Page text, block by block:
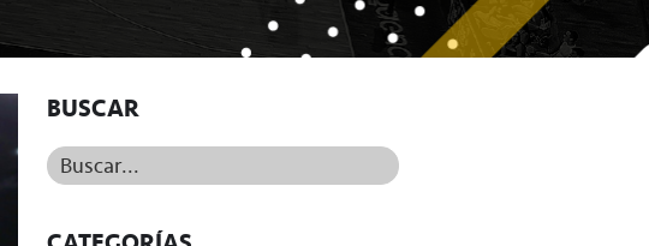
BUSCAR
Buscar...